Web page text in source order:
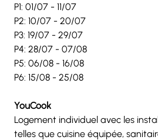
P1: 01/07 - 11/07
P2: 10/07 - 20/07
P3: 19/07 - 29/07
P4: 28/07 - 07/08
P5: 06/08 - 16/08
P6: 15/08 - 25/08
YouCook
Logement individuel avec les
telles que cuisine équipée,